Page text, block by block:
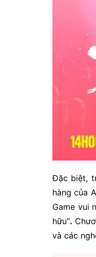
Đặc biệt,
hàng của
Game vui
hữu”.
và các